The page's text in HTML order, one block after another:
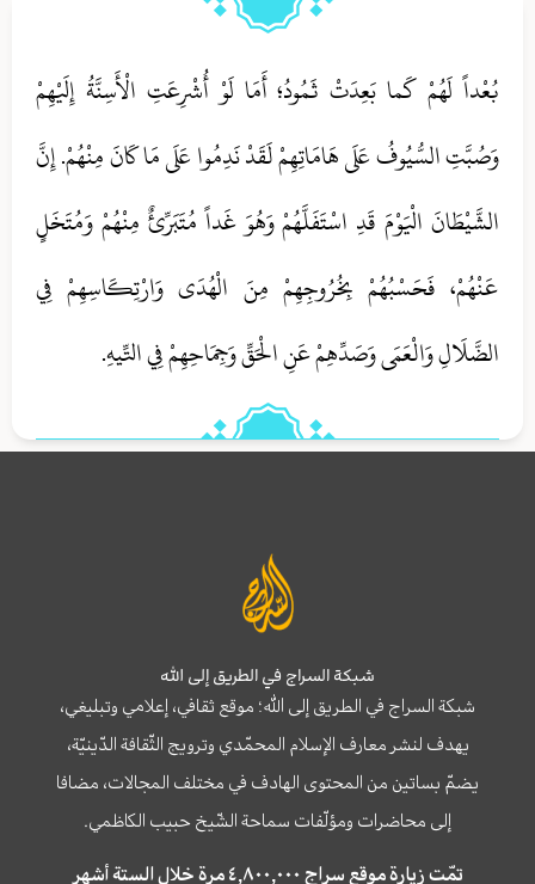
بُعْداً لَهُمْ كَما بَعِدَتْ ثَمُودُ؛ أَمَا لَوْ أُشْرِعَتِ الْأَسِنَّةُ إِلَيْهِمْ
وَصُبَّتِ السُّيُوفُ عَلَى هَامَاتِهِمْ لَقَدْ نَدِمُوا عَلَى مَا كَانَ مِنْهُمْ. إِنَّ
الشَّيْطَانَ الْيَوْمَ قَدِ اسْتَفَلَّهُمْ وَهُوَ غَداً مُتَبَرِّئٌ مِنْهُمْ وَمُتَخَلٍ
عَنْهُمْ، فَحَسْبُهُمْ بِخُرُوجِهِمْ مِنَ الْهُدَى وَارْتِكَاسِهِمْ فِي
الضَّلَالِ وَالْعَمَى وَصَدِّهِمْ عَنِ الْحَقِّ وَجِمَاحِهِمْ فِي التِّيهِ.
شبكة السراج في الطريق إلى الله
شبكة السراج في الطريق إلى الله؛ موقع ثقافي، إعلامي وتبليغي،
يهدف لنشر معارف الإسلام المحمّدي وترويج الثّقافة الدّينيّة،
يضمّ بساتين من المحتوى الهادف في مختلف المجالات، مضافا
إلى محاضرات ومؤلّفات سماحة الشّيخ حبيب الكاظمي.
تمّت زيارة موقع سراج ٤,٨٠٠,٠٠٠ مرة خلال الستة أشهر